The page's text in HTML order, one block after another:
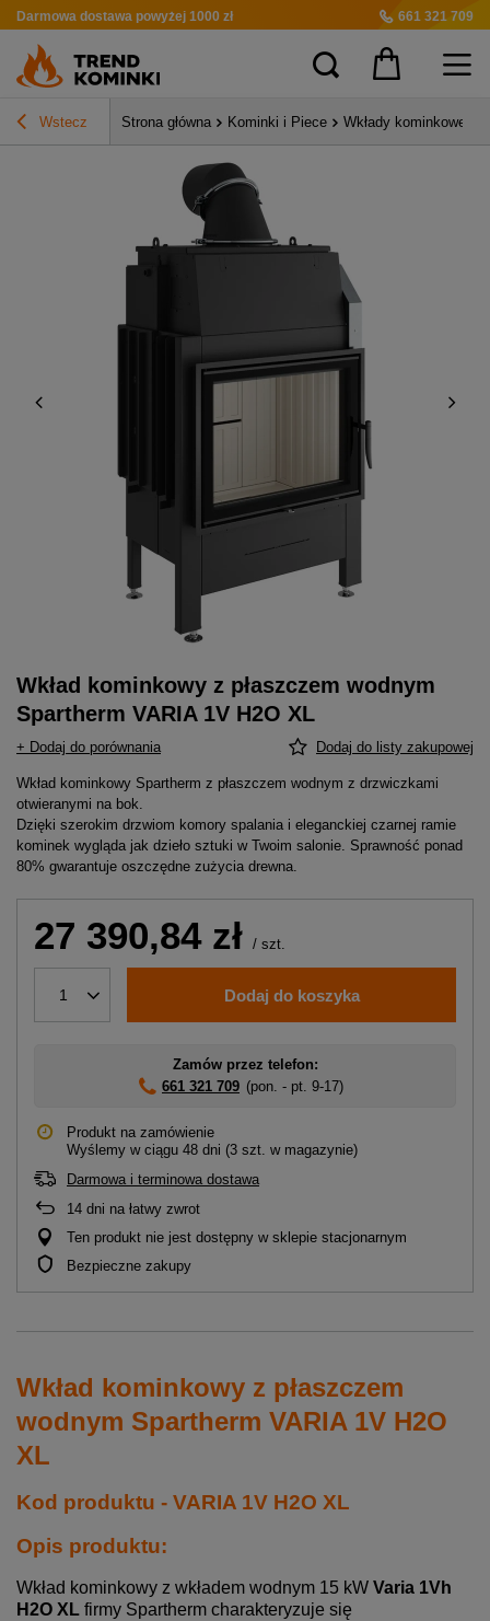
Darmowa dostawa powyżej 1000 zł 661 321 709
Wstecz Strona główna Kominki i Piece Wkłady kominkowe z
Wkład kominkowy z płaszczem wodnym
Spartherm VARIA 1V H2O XL
+ Dodaj do porównania Dodaj do listy zakupowej
Wkład kominkowy Spartherm z płaszczem wodnym z drzwiczkami
otwieranymi na bok.
Dzięki szerokim drzwiom komory spalania i eleganckiej czarnej ramie
kominek wygląda jak dzieło sztuki w Twoim salonie. Sprawność ponad
80% gwarantuje oszczędne zużycia drewna.
27 390,84 zł / szt.
1 Dodaj do koszyka
Zamów przez telefon:
661 321 709 (pon. - pt. 9-17)
Produkt na zamówienie
Wyślemy w ciągu 48 dni (3 szt. w magazynie)
Darmowa i terminowa dostawa
14 dni na łatwy zwrot
Ten produkt nie jest dostępny w sklepie stacjonarnym
Bezpieczne zakupy
Wkład kominkowy z płaszczem
wodnym Spartherm VARIA 1V H2O
XL
Kod produktu - VARIA 1V H2O XL
Opis produktu:
Wkład kominkowy z wkładem wodnym 15 kW Varia 1Vh
H2O XL firmy Spartherm charakteryzuje się